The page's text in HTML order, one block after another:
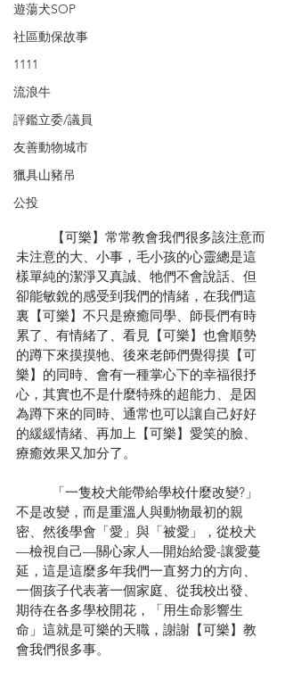
遊蕩犬SOP
社區動保故事
1111
流浪牛
評鑑立委/議員
友善動物城市
獵具山豬吊
公投
未注意的大、小事，毛小孩的心靈總是這
樣單純的潔淨又真誠、牠們不會說話、但
卻能敏銳的感受到我們的情緒，在我們這
裏【可樂】不只是療癒同學、師長們有時
累了、有情緒了、看見【可樂】也會順勢
的蹲下來摸摸牠、後來老師們覺得摸【可
樂】的同時、會有一種掌心下的幸福很抒
心，其實也不是什麼特殊的超能力、是因
為蹲下來的同時、通常也可以讓自己好好
的緩緩情緒、再加上【可樂】愛笑的臉、
療癒效果又加分了。
不是改變，而是重溫人與動物最初的親
密、然後學會「愛」與「被愛」，從校犬
—檢視自己—關心家人—開始給愛-讓愛蔓
延，這是這麼多年我們一直努力的方向、
一個孩子代表著一個家庭、從我校出發、
期待在各多學校開花，「用生命影響生
命」這就是可樂的天職，謝謝【可樂】教
會我們很多事。